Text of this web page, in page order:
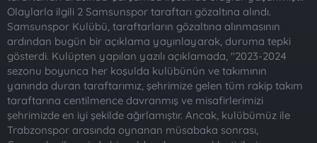
Olaylarla ilgili 2 Samsunspor taraftarı gözaltına alındı.
Samsunspor Kulübü, taraftarların gözaltına alınmasının
ardından bugün bir açıklama yayınlayarak, duruma tepki
gösterdi. Kulüpten yapılan yazılı açıklamada, "2023-2024
sezonu boyunca her koşulda kulübünün ve takımının
yanında duran taraftarımız, şehrimize gelen tüm rakip takım
taraftarına centilmence davranmış ve misafirlerimizi
şehrimizde en iyi şekilde ağırlamıştır. Ancak, kulübümüz ile
Trabzonspor arasında oynanan müsabaka sonrası,